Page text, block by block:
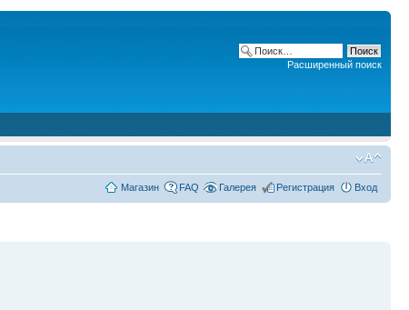
Расширенный поиск
Магазин FAQ Галерея Регистрация Вход